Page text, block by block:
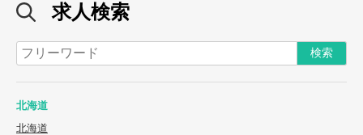
求人検索
北海道
北海道